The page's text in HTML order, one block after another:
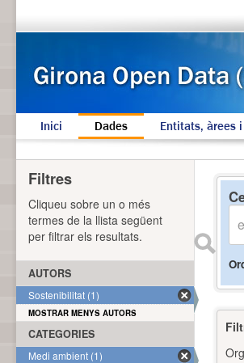
Inici Dades Entitats, àrees
Filtres
Cliqueu sobre un o més
termes de la llista següent
per filtrar els resultats.
AUTORS
Sostenibilitat (1)
MOSTRAR MENYS AUTORS
CATEGORIES
Medi ambient (1)